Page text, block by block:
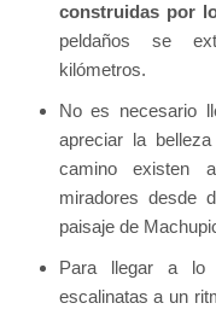
construidas por
peldaños se
kilómetros.
No es necesario
apreciar la
camino existen
miradores desde
paisaje de
Para llegar a lo
escalinatas a un